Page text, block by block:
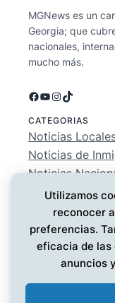
MGNews es un
Georgia; que
nacionales,
mucho más.
Facebook
YouTube
Instagram
TikTok
CATEGORIAS
Noticias
Noticias de
Noticias
Deportes
Entretenimiento
EMPRESA
Conócenos
Política de
Utilizamos
reconocer
preferencias.
eficacia de las
anuncios